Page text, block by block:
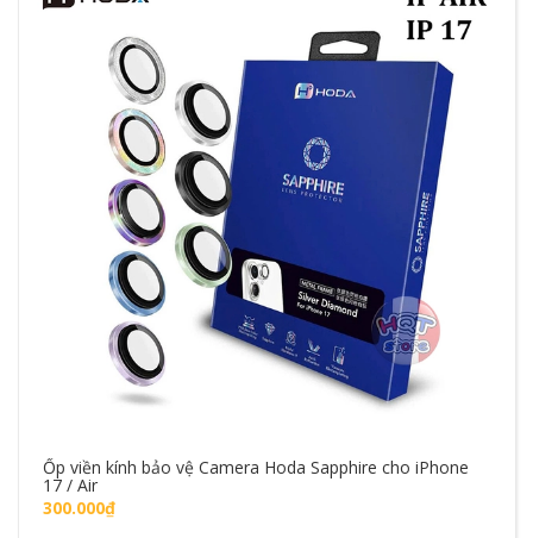
Ốp viền kính bảo vệ Camera Hoda Sapphire cho iPhone
17 / Air
300.000₫